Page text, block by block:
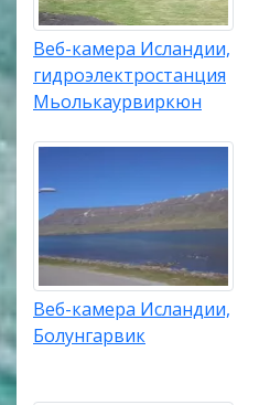
Веб-камера Исландии,
гидроэлектростанция
Мьолькаурвиркюн
Веб-камера Исландии,
Болунгарвик